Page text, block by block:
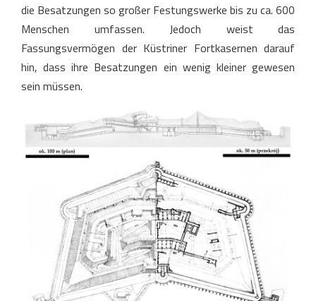
die Besatzungen so großer Festungswerke bis zu ca. 600
Menschen umfassen. Jedoch weist das
Fassungsvermögen der Küstriner Fortkasernen darauf
hin, dass ihre Besatzungen ein wenig kleiner gewesen
sein müssen.